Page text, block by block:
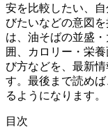
安を比較したい、
びたいなどの意図
は、油そばの並盛
囲、カロリー・栄
び方などを、最新
す。最後まで読め
るようになります。
目次